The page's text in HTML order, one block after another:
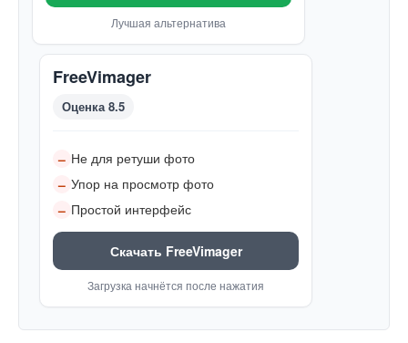
Лучшая альтернатива
FreeVimager
Оценка 8.5
– Не для ретуши фото
– Упор на просмотр фото
– Простой интерфейс
Скачать FreeVimager
Загрузка начнётся после нажатия